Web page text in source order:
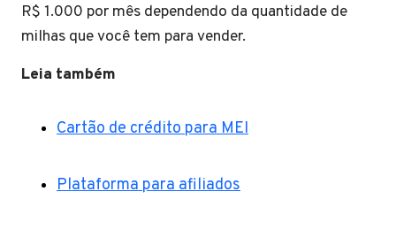
R$ 1.000 por mês dependendo da quantidade de
milhas que você tem para vender.
Leia também
Cartão de crédito para MEI
Plataforma para afiliados